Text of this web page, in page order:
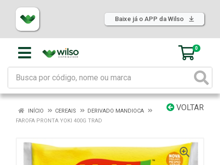
Baixe já o APP da Wilso
0
VOLTAR
INÍCIO CEREAIS
DERIVADO MANDIOCA
FAROFA PRONTA YOKI 400G TRAD